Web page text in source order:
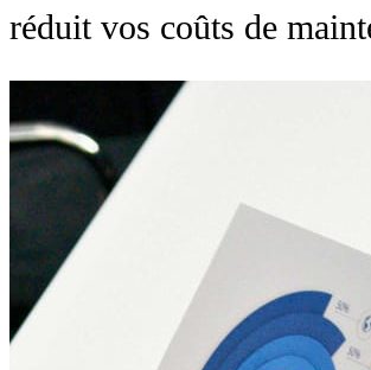
réduit vos coûts de